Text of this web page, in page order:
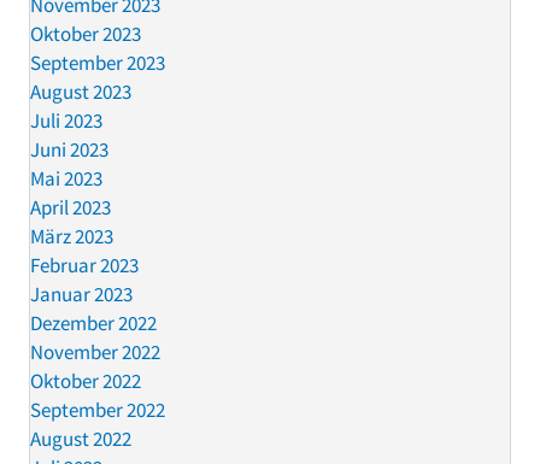
Oktober 2023
September 2023
August 2023
Juli 2023
Juni 2023
Mai 2023
April 2023
März 2023
Februar 2023
Januar 2023
Dezember 2022
November 2022
Oktober 2022
September 2022
August 2022